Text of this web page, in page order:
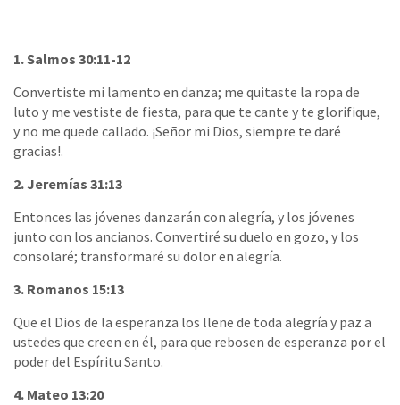
1. Salmos 30:11-12
Convertiste mi lamento en danza; me quitaste la ropa de
luto y me vestiste de fiesta, para que te cante y te glorifique,
y no me quede callado. ¡Señor mi Dios, siempre te daré
gracias!.
2. Jeremías 31:13
Entonces las jóvenes danzarán con alegría, y los jóvenes
junto con los ancianos. Convertiré su duelo en gozo, y los
consolaré; transformaré su dolor en alegría.
3. Romanos 15:13
Que el Dios de la esperanza los llene de toda alegría y paz a
ustedes que creen en él, para que rebosen de esperanza por el
poder del Espíritu Santo.
4. Mateo 13:20